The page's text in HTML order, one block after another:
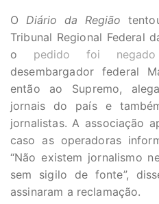
O Diário da Região
Tribunal Regional Federal
o pedido foi negado
desembargador federal
então ao Supremo,
jornais do país e
jornalistas. A associação
caso as operadoras
“Não existem jornalismo
sem sigilo de fonte”,
assinaram a reclamação.